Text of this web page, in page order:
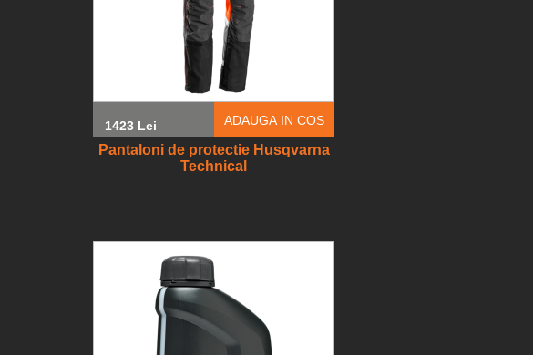
1423 Lei ADAUGA IN COS
Pantaloni de protectie Husqvarna
Technical